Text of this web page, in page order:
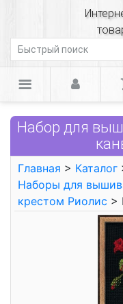
Набор для
Главная > Каталог
Наборы для
крестом Риолис >